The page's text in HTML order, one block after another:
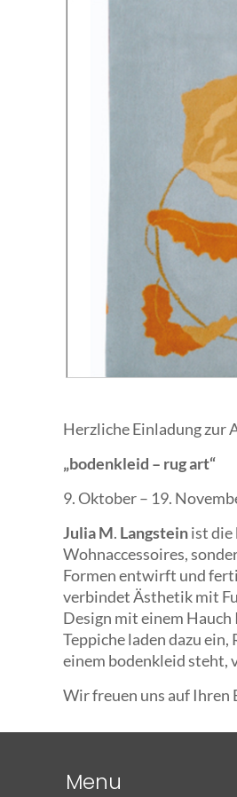
Herzliche Einladung zur
„bodenkleid – rug art“
9. Oktober – 19.
JuliaM. Langsteinist die
Wohnaccessoires,
Formen entwirft und
verbindet Ästhetik mit
Design mit einem
Teppiche laden dazu
einem bodenkleid steht,
Wir freuen uns auf Ihren
Menu